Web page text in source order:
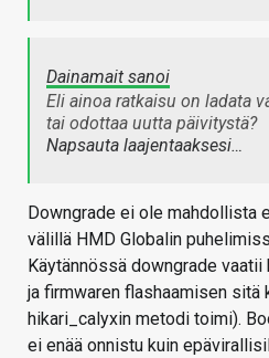
Dainamait sanoi
Eli ainoa ratkaisu on ladata
tai odottaa uutta päivitystä?
Napsauta laajentaaksesi…
Downgrade ei ole mahdollista
välillä HMD Globalin
Käytännössä downgrade
ja firmwaren flashaamisen sitä
hikari_calyxin metodi toimi).
ei enää onnistu kuin